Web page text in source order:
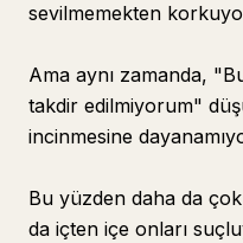
sevilmemekten
Ama aynı zamanda,
takdir edilmiyorum"
incinmesine
Bu yüzden daha da
da içten içe onları